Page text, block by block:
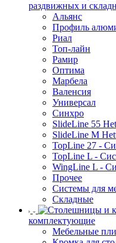
раздвижных и
Альянс
Профиль
Риал
Топ-лайн
Рамир
Оптима
Марбела
Валенсия
Универсал
Синхро
SlideLine 55
SlideLine M
TopLine 27 -
TopLine L -
WingLine L -
Прочее
Системы для
Складные
комплектующие
Мебельные